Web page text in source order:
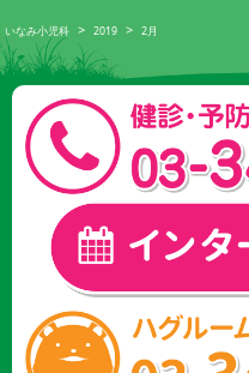
いなみ小児科 > 2019 > 2月